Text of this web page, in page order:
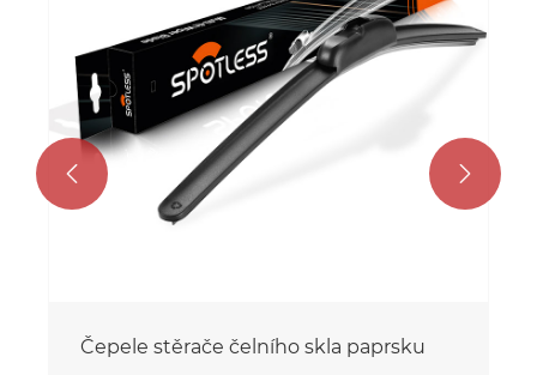
Čepele stěrače čelního skla paprsku
 